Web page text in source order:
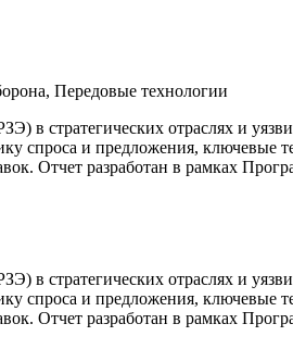
Передовые технологии
стратегических отраслях и
спроса и предложения, ключевые
Отчет разработан в рамках
стратегических отраслях и
спроса и предложения, ключевые
Отчет разработан в рамках